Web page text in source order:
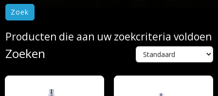
Producten die aan uw zoekcriteria voldoen
Zoeken